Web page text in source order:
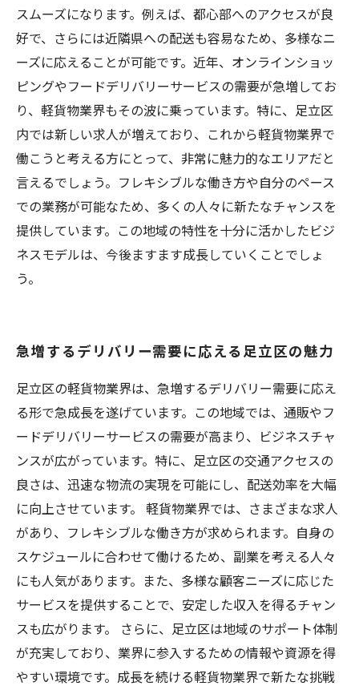
スムーズになります。例えば、都心部へのアクセスが良
好で、さらには近隣県への配送も容易なため、多様なニ
ーズに応えることが可能です。近年、オンラインショッ
ピングやフードデリバリーサービスの需要が急増してお
り、軽貨物業界もその波に乗っています。特に、足立区
内では新しい求人が増えており、これから軽貨物業界で
働こうと考える方にとって、非常に魅力的なエリアだと
言えるでしょう。フレキシブルな働き方や自分のペース
での業務が可能なため、多くの人々に新たなチャンスを
提供しています。この地域の特性を十分に活かしたビジ
ネスモデルは、今後ますます成長していくことでしょ
う。
急増するデリバリー需要に応える足立区の魅力
足立区の軽貨物業界は、急増するデリバリー需要に応え
る形で急成長を遂げています。この地域では、通販やフ
ードデリバリーサービスの需要が高まり、ビジネスチャ
ンスが広がっています。特に、足立区の交通アクセスの
良さは、迅速な物流の実現を可能にし、配送効率を大幅
に向上させています。 軽貨物業界では、さまざまな求人
があり、フレキシブルな働き方が求められます。自身の
スケジュールに合わせて働けるため、副業を考える人々
にも人気があります。また、多様な顧客ニーズに応じた
サービスを提供することで、安定した収入を得るチャン
スも広がります。 さらに、足立区は地域のサポート体制
が充実しており、業界に参入するための情報や資源を得
やすい環境です。成長を続ける軽貨物業界で新たな挑戦